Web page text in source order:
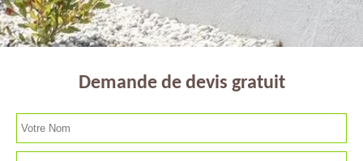
Demande de devis gratuit